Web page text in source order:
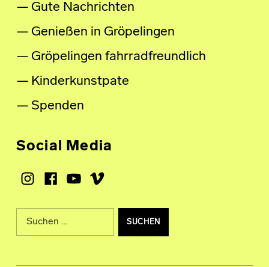
Gute Nachrichten
Genießen in Gröpelingen
Gröpelingen fahrradfreundlich
Kinderkunstpate
Spenden
Social Media
Instagram
Facebook
Youtube
Vimeo
Suche nach: